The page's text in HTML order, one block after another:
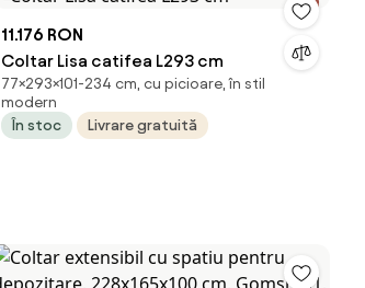
11.176 RON
Coltar Lisa catifea L293 cm
77×293×101-234 cm, cu picioare, în stil
modern
În stoc
Livrare gratuită